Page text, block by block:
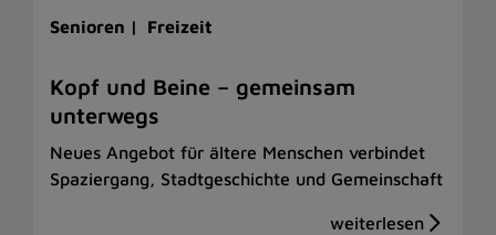
Senioren | Freizeit
Kopf und Beine – gemeinsam
unterwegs
Neues Angebot für ältere Menschen verbindet
Spaziergang, Stadtgeschichte und Gemeinschaft